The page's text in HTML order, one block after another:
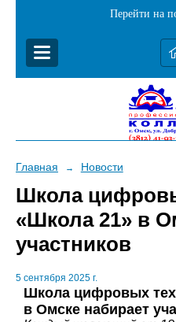
Перейти на
Главная → Новости
Школа
«Школа 21» в
участников
5 сентября 2025 г.
Школа цифровых
в Омске набирает